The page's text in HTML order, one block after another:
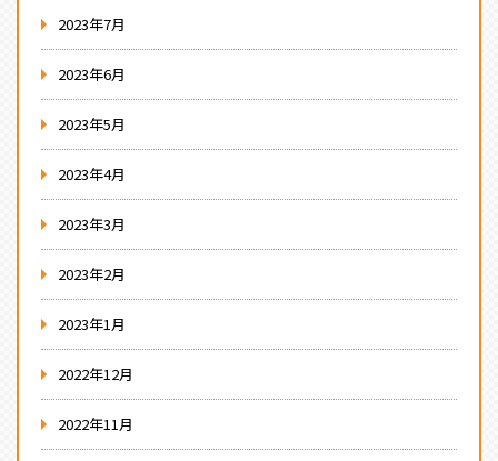
2023年7月
2023年6月
2023年5月
2023年4月
2023年3月
2023年2月
2023年1月
2022年12月
2022年11月